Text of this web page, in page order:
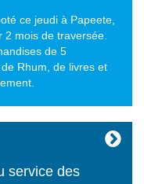
ce jeudi à Papeete,
mois de traversée.
de 5
Rhum, de livres et
service des